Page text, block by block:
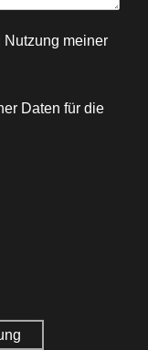
Nutzung meiner
Daten für die